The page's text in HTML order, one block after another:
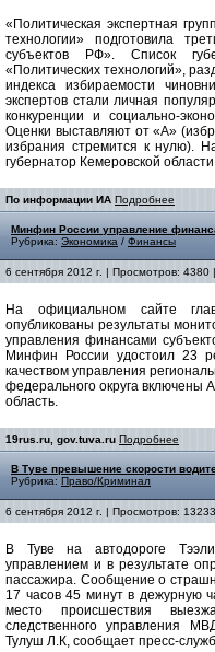
«Политическая экспертная
технологии» подготовила
субъектов РФ». Список
«Политических технологий»,
индекса избираемости
экспертов стали личная
конкуренции и социально-
Оценки выставляют от «А»
избрания стремится к нулю).
губернатор Кемеровской
По информации ИА Подробнее
Минфин России управление
Рубрика: Экономика / Финансы
6 сентября 2012 г. | Просмотров:
На официальном сайте
опубликованы результаты
управления финансами
Минфин России удостоил 23
качеством управления
федерального округа включены
область.
19rus.ru, gov.tuva.ru Подробнее
В Туве превышение скорости
Рубрика: Право/Криминал
6 сентября 2012 г. | Просмотров:
В Туве на автодороге
управлением и в результате
пассажира. Сообщение о
17 часов 45 минут в дежурную
место происшествия
следственного управления
Тулуш Л.К, сообщает пресс-